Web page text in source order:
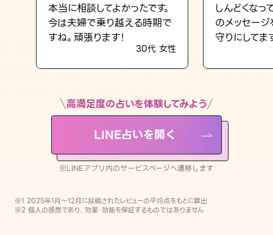
LINE占いを開く
※LINEアプリ内のサービスページへ遷移します
本当に相談してよかったです。
今は夫婦で乗り越える時期で
すね。頑張ります！
30代 女性
しんどくなっ
のメッセー
守りにしてま
高満足度の占いを体験してみよう
LINE占いを開く
※LINEアプリ内のサービスページへ遷移します
※1 2025年1月〜12月に投稿されたレビューの平均点をもとに算出
※2 個人の感想であり、効果・効能を保証するものではありません